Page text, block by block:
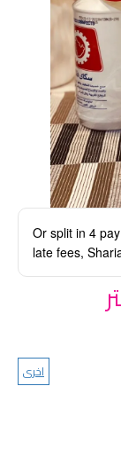
Or split in 4
late fees,
سكاي ،3لتر
اخرى